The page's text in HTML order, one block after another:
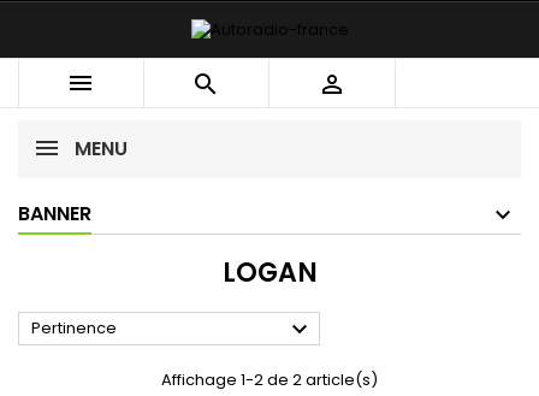
  
MENU
BANNER
LOGAN
Pertinence 
Affichage 1-2 de 2 article(s)